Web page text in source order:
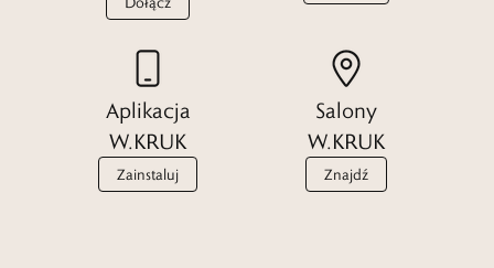
Aplikacja
W.KRUK
Zainstaluj
Salony
W.KRUK
Znajdź